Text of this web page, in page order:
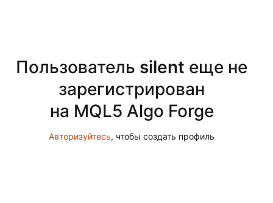
Пользователь silent еще не
зарегистрирован
на MQL5 Algo Forge
Авторизуйтесь, чтобы создать профиль